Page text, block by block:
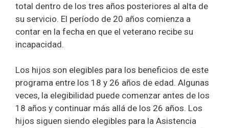
total dentro de los tres años posteriores al alta de
su servicio. El período de 20 años comienza a
contar en la fecha en que el veterano recibe su
incapacidad.
Los hijos son elegibles para los beneficios de este
programa entre los 18 y 26 años de edad. Algunas
veces, la elegibilidad puede comenzar antes de los
18 años y continuar más allá de los 26 años. Los
hijos siguen siendo elegibles para la Asistencia